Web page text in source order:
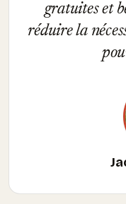
gratuites et
réduire la